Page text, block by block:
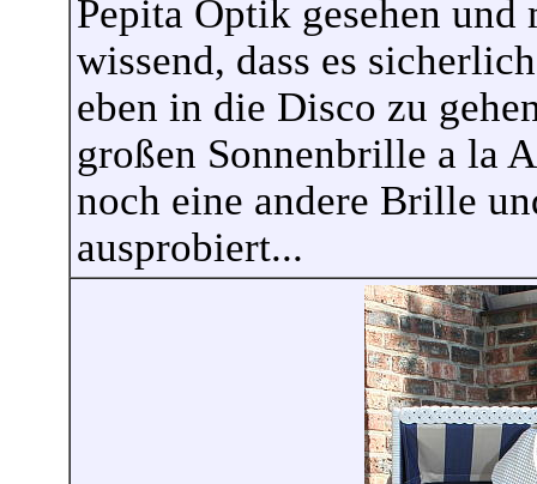
Pepita Optik gesehen und
wissend, dass es
eben in die Disco zu
großen Sonnenbrille a la
noch eine andere Brille
ausprobiert...